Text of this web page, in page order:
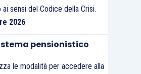
sensi del Codice della Crisi.
2026
pensionistico
le modalità per accedere alla